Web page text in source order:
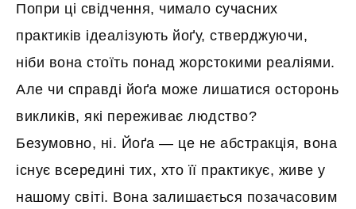
Попри ці свідчення, чимало сучасних
практиків ідеалізують йоґу, стверджуючи,
ніби вона стоїть понад жорстокими реаліями.
Але чи справді йоґа може лишатися осторонь
викликів, які переживає людство?
Безумовно, ні. Йоґа — це не абстракція, вона
існує всередині тих, хто її практикує, живе у
нашому світі. Вона залишається позачасовим